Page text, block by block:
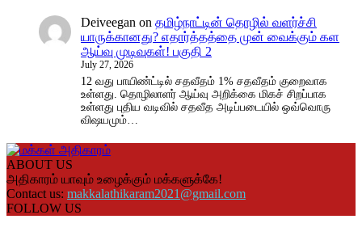
Deiveegan on தமிழ்நாட்டின் தொழில் வளர்ச்சி
யாருக்கானது? எதார்த்தத்தை முன் வைக்கும் கள
ஆய்வு முடிவுகள்! பகுதி 2
July 27, 2026
12 வது பாயிண்ட்டில் சதவீதம் 1% சதவீதம் குறைவாக
உள்ளது. தொழிலாளர் ஆய்வு அறிக்கை மிகச் சிறப்பாக
உள்ளது புதிய வடிவில் சதவீத அடிப்படையில் ஒவ்வொரு
விஷயமும்…
ABOUT US
அதிகாரம் யாவும் உழைக்கும் மக்களுக்கே!
Contact us: makkalathikaram2021@gmail.com
FOLLOW US